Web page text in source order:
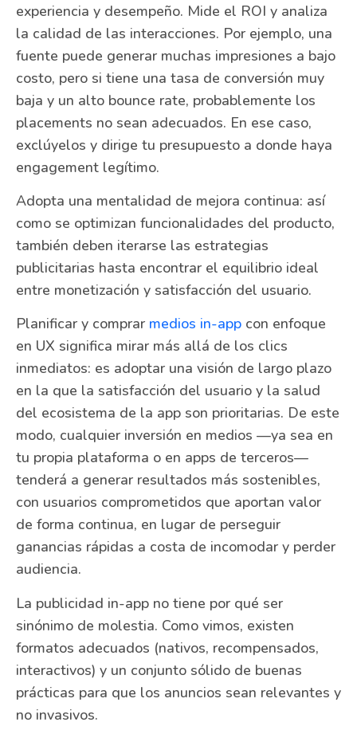
experiencia y desempeño. Mide el ROI y analiza
la calidad de las interacciones. Por ejemplo, una
fuente puede generar muchas impresiones a bajo
costo, pero si tiene una tasa de conversión muy
baja y un alto bounce rate, probablemente los
placements no sean adecuados. En ese caso,
exclúyelos y dirige tu presupuesto a donde haya
engagement legítimo.
Adopta una mentalidad de mejora continua: así
como se optimizan funcionalidades del producto,
también deben iterarse las estrategias
publicitarias hasta encontrar el equilibrio ideal
entre monetización y satisfacción del usuario.
Planificar y comprar medios in-app con enfoque
en UX significa mirar más allá de los clics
inmediatos: es adoptar una visión de largo plazo
en la que la satisfacción del usuario y la salud
del ecosistema de la app son prioritarias. De este
modo, cualquier inversión en medios —ya sea en
tu propia plataforma o en apps de terceros—
tenderá a generar resultados más sostenibles,
con usuarios comprometidos que aportan valor
de forma continua, en lugar de perseguir
ganancias rápidas a costa de incomodar y perder
audiencia.
La publicidad in-app no tiene por qué ser
sinónimo de molestia. Como vimos, existen
formatos adecuados (nativos, recompensados,
interactivos) y un conjunto sólido de buenas
prácticas para que los anuncios sean relevantes y
no invasivos.